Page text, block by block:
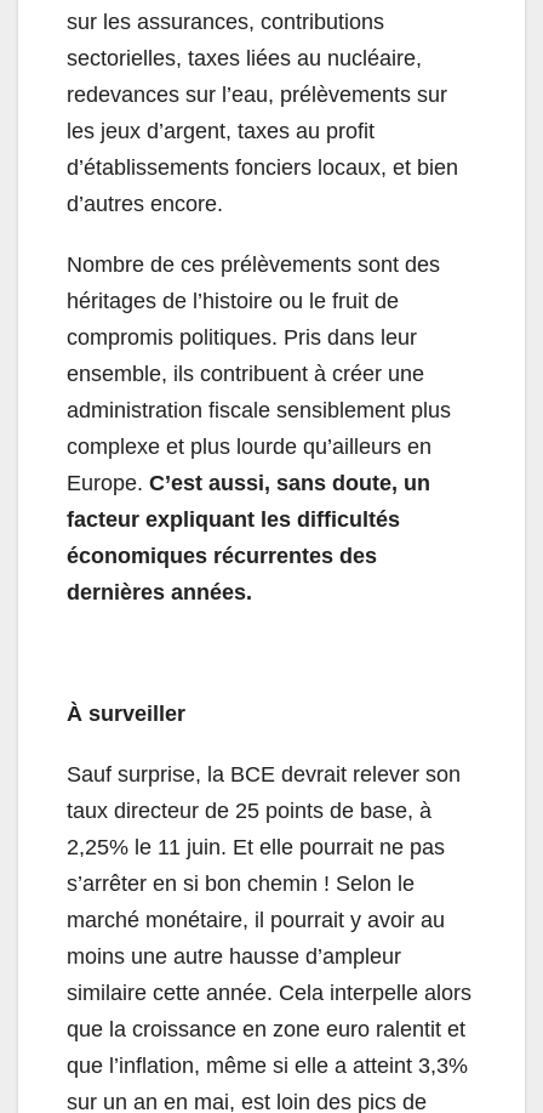
sur les assurances, contributions
sectorielles, taxes liées au nucléaire,
redevances sur l’eau, prélèvements sur
les jeux d’argent, taxes au profit
d’établissements fonciers locaux, et bien
d’autres encore.
Nombre de ces prélèvements sont des
héritages de l’histoire ou le fruit de
compromis politiques. Pris dans leur
ensemble, ils contribuent à créer une
administration fiscale sensiblement plus
complexe et plus lourde qu’ailleurs en
Europe. C’est aussi, sans doute, un
facteur expliquant les difficultés
économiques récurrentes des
dernières années.
À surveiller
Sauf surprise, la BCE devrait relever son
taux directeur de 25 points de base, à
2,25% le 11 juin. Et elle pourrait ne pas
s’arrêter en si bon chemin ! Selon le
marché monétaire, il pourrait y avoir au
moins une autre hausse d’ampleur
similaire cette année. Cela interpelle alors
que la croissance en zone euro ralentit et
que l’inflation, même si elle a atteint 3,3%
sur un an en mai, est loin des pics de